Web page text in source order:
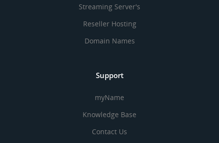
Streaming Server's
Reseller Hosting
Domain Names
Support
myName
Knowledge Base
Contact Us